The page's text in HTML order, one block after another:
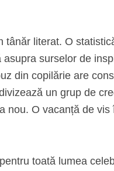
tânăr literat. O
surselor de
din copilărie are
un grup de
nou. O vacanță de
toată lumea